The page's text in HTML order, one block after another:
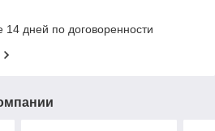
14 дней по договоренности